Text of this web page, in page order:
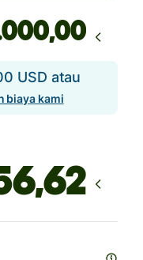
,00
USD atau
biaya kami